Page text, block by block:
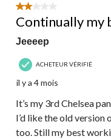
2 étoile(s) sur 5.
Continually my
Jeeeep
ACHETEUR VÉRIFIÉ
il y a 4 mois
It’s my 3rd Chelsea
I’d like the old version
too. Still my best